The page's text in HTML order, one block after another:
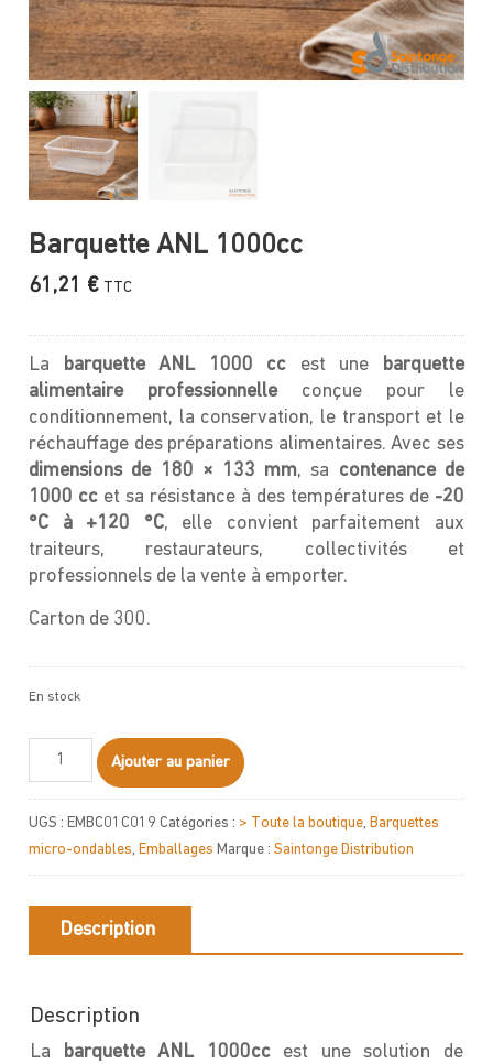
Barquette ANL 1000cc
61,21 € TTC
La barquette ANL 1000 cc est une barquette
alimentaire professionnelleconçue pour le
conditionnement, la conservation, le transport et le
réchauffage des préparations alimentaires. Avec ses
dimensions de 180 × 133 mm, sa contenance de
1000 cc et sa résistance à des températures de -20
°C à +120 °C, elle convient parfaitement aux
traiteurs, restaurateurs, collectivités et
professionnels de la vente à emporter.
Carton de 300.
En stock
quantité
Barquette
ANL
1000cc
Ajouter au panier
UGS :EMBC01C019 Catégories : > Toute la boutique,Barquettes
micro-ondables,Emballages Marque :Saintonge Distribution
Description
Description
La barquette ANL 1000ccest une solution de